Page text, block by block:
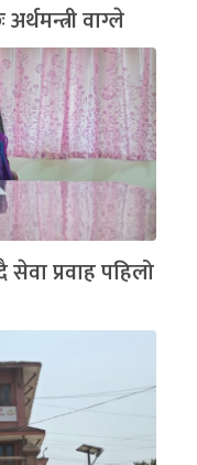
वाग्ले
प्रवाह पहिलो